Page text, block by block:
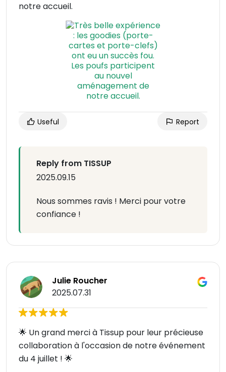
notre accueil.
Useful Report
Reply from TISSUP
2025.09.15
Nous sommes ravis ! Merci pour votre
confiance !
Julie Roucher
2025.07.31
🌟 Un grand merci à Tissup pour leur précieuse
collaboration à l'occasion de notre événement
du 4 juillet ! 🌟